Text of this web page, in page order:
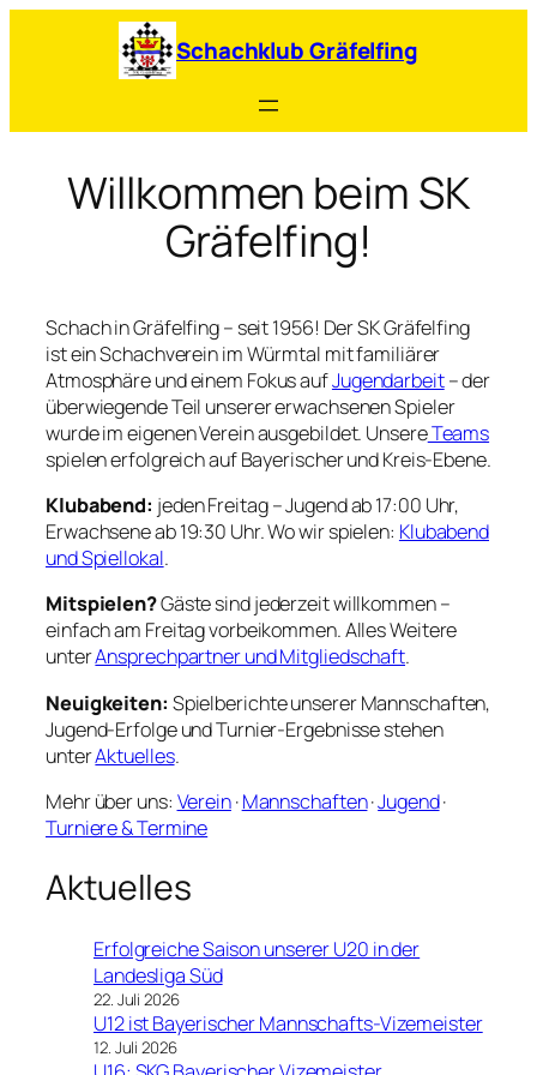
Schachklub Gräfelfing
Willkommen beim SK
Gräfelfing!
Schach in Gräfelfing – seit 1956! Der SK Gräfelfing
ist ein Schachverein im Würmtal mit familiärer
Atmosphäre und einem Fokus aufJugendarbeit– der
überwiegende Teil unserer erwachsenen Spieler
wurde im eigenen Verein ausgebildet. UnsereTeams
spielen erfolgreich auf Bayerischer und Kreis-Ebene.
Klubabend: jeden Freitag – Jugend ab 17:00 Uhr,
Erwachsene ab 19:30 Uhr. Wo wir spielen: Klubabend
und Spiellokal.
Mitspielen?Gäste sind jederzeit willkommen –
einfach am Freitag vorbeikommen. Alles Weitere
unterAnsprechpartner und Mitgliedschaft.
Neuigkeiten: Spielberichte unserer Mannschaften,
Jugend-Erfolge und Turnier-Ergebnisse stehen
unterAktuelles.
Mehr über uns: Verein·Mannschaften·Jugend·
Turniere & Termine
Aktuelles
Erfolgreiche Saison unserer U20 in der
Landesliga Süd
22. Juli 2026
U12 ist Bayerischer Mannschafts-Vizemeister
12. Juli 2026